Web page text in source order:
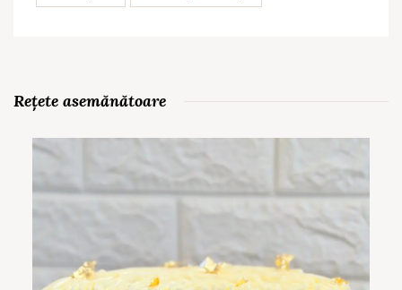
Rețete asemănătoare